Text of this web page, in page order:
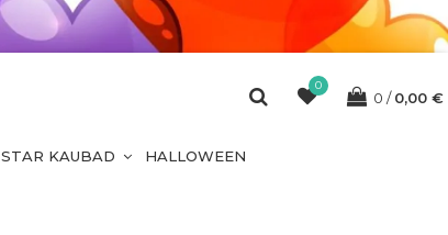
0
0 0,00 €
STAR KAUBAD HALLOWEEN